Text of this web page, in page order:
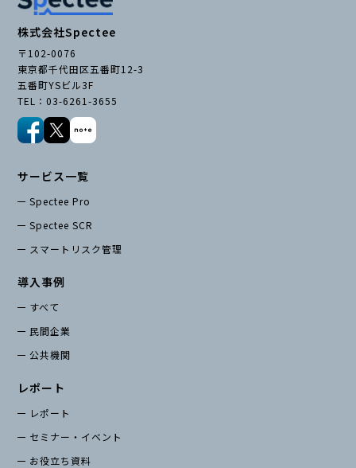
株式会社Spectee
〒102-0076
東京都千代田区五番町12-3
五番町YSビル3F
TEL：03-6261-3655
サービス一覧
Spectee Pro
Spectee SCR
スマートリスク管理
導入事例
すべて
民間企業
公共機関
レポート
レポート
セミナー・イベント
お役立ち資料